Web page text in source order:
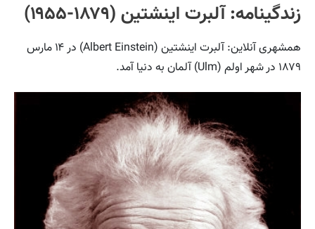
زندگینامه: آلبرت اینشتین (۱۸۷۹-۱۹۵۵)
همشهری آنلاین: آلبرت اینشتین (Albert Einstein) در ۱۴ مارس
۱۸۷۹ در شهر اولم (Ulm) آلمان به دنیا آمد.